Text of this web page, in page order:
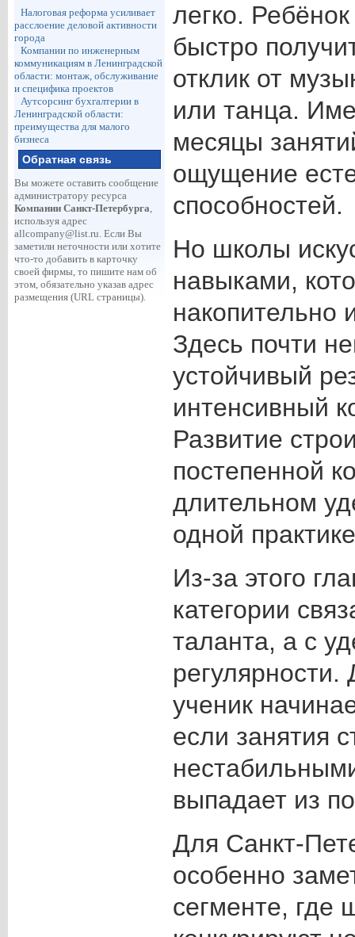
Налоговая реформа усиливает
расслоение деловой активности
города
Компании по инженерным
коммуникациям в Ленинградской
области: монтаж, обслуживание
и специфика проектов
Аутсорсинг бухгалтерии в
Ленинградской области:
преимущества для малого
бизнеса
Обратная связь
Вы можете оставить сообщение
администратору ресурса
Компании Санкт-Петербурга,
используя адрес
allcompany@list.ru. Если Вы
заметили неточности или хотите
что-то добавить в карточку
своей фирмы, то пишите нам об
этом, обязательно указав адрес
размещения (URL страницы).
легко.
быстро
отклик от
или танца.
месяцы
ощущение
способностей.
Но школы
навыками,
накопительно
Здесь почти
устойчивый
интенсивный
Развитие
постепенной
длительном
одной
Из-за этого
категории
таланта, а с
ученик
если занятия
выпадает из
Для Санкт-
особенно
сегменте, где